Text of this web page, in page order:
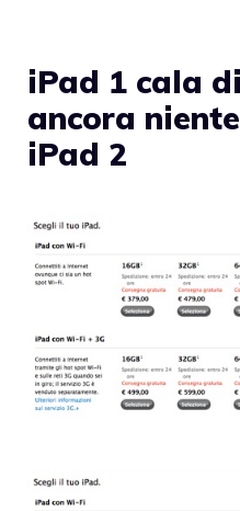
iPad 1 cala
ancora
iPad 2